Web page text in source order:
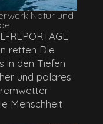
Natur und
REPORTAGE
retten Die
in den Tiefen
und polares
Menschheit